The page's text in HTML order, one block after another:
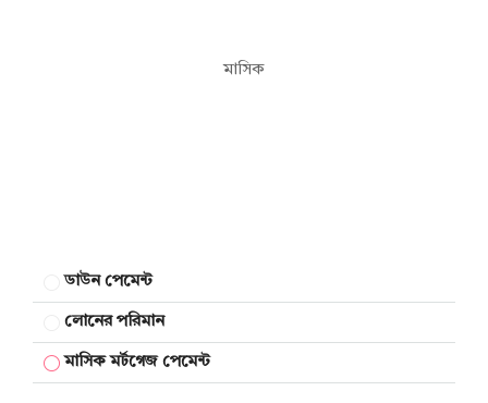
মাসিক
ডাউন পেমেন্ট
লোনের পরিমান
মাসিক মর্টগেজ পেমেন্ট